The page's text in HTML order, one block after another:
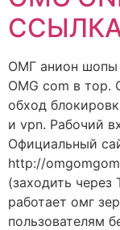
ОМГ анион шопы
OMG com в тор.
обход
и vpn. Рабочий
Официальный
http://
(заходить
работает омг
пользователям